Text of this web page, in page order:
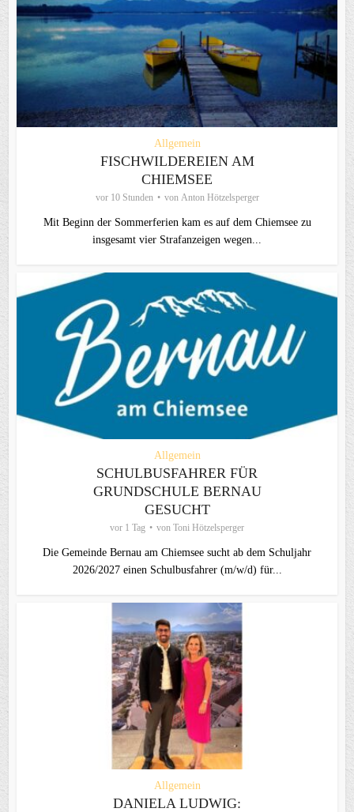
Allgemein
FISCHWILDEREIEN AM
CHIEMSEE
vor 10 Stunden von Anton Hötzelsperger
Mit Beginn der Sommerferien kam es auf dem Chiemsee zu
insgesamt vier Strafanzeigen wegen...
Allgemein
SCHULBUSFAHRER FÜR
GRUNDSCHULE BERNAU
GESUCHT
vor 1 Tag von Toni Hötzelsperger
Die Gemeinde Bernau am Chiemsee sucht ab dem Schuljahr
2026/2027 einen Schulbusfahrer (m/w/d) für...
Allgemein
DANIELA LUDWIG: